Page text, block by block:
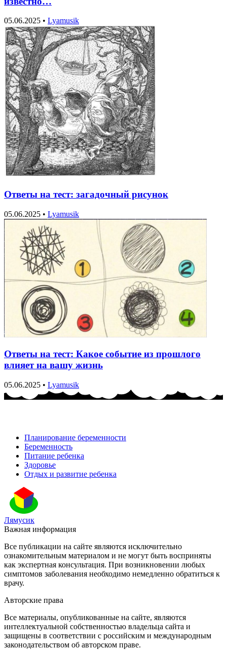
05.06.2025 • Lyamusik
Ответы на тест: загадочный рисунок
05.06.2025 • Lyamusik
Ответы на тест: Какое событие из прошлого
влияет на вашу жизнь
05.06.2025 • Lyamusik
Планирование беременности
Беременность
Питание ребенка
Здоровье
Отдых и развитие ребенка
Лямусик
Важная информация
Все публикации на сайте являются исключительно
ознакомительным материалом и не могут быть восприняты
как экспертная консультация. При возникновении любых
симптомов заболевания необходимо немедленно обратиться к
врачу.
Авторские права
Все материалы, опубликованные на сайте, являются
интеллектуальной собственностью владельца сайта и
защищены в соответствии с российским и международным
законодательством об авторском праве.